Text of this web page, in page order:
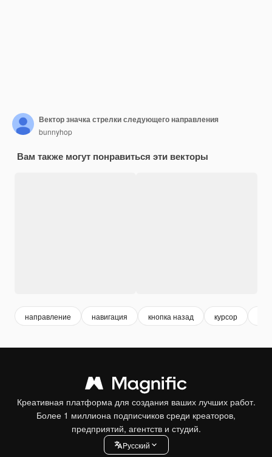
Вектор значка стрелки следующего направления
bunnyhop
Вам также могут понравиться эти векторы
направление навигация кнопка назад курсор
Креативная платформа для создания ваших лучших работ.
Более 1 миллиона подписчиков среди креаторов,
предприятий, агентств и студий.
Pусский